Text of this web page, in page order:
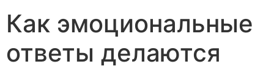
Как эмоциональные
ответы делаются